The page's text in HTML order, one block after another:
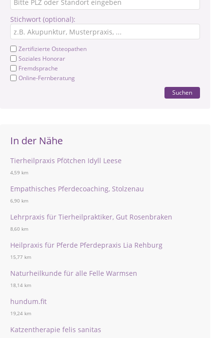
Stichwort (optional):
Zertifizierte Osteopathen
Soziales Honorar
Fremdsprache
Online-Fernberatung
Suchen
In der Nähe
Tierheilpraxis Pfötchen Idyll Leese
4,59 km
Empathisches Pferdecoaching, Stolzenau
6,90 km
Lehrpraxis für Tierheilpraktiker, Gut Rosenbraken
8,60 km
Heilpraxis für Pferde Pferdepraxis Lia Rehburg
15,77 km
Naturheilkunde für alle Felle Warmsen
18,14 km
hundum.fit
19,24 km
Katzentherapie felis sanitas